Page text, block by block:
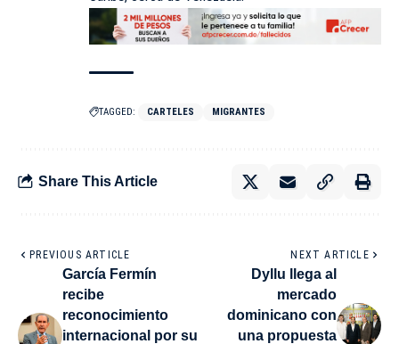
TAGGED: CARTELES MIGRANTES
Share This Article
PREVIOUS ARTICLE
García Fermín
recibe
reconocimiento
internacional por su
NEXT ARTICLE
Dyllu llega al
mercado
dominicano con
una propuesta